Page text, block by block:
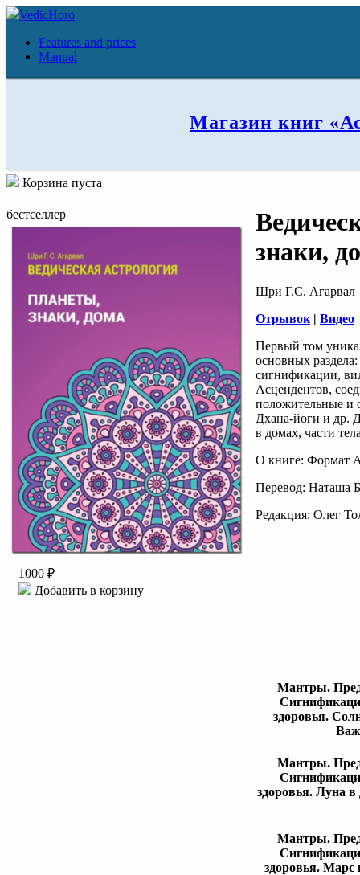
VedicHoro
Features and prices
Manual
Магазин книг
Корзина пуста
бестселлер
1000 ₽
Добавить в корзину
знаки,
Шри Г.С. Агарвал
Отрывок | Видео
Первый том
основных
сигнификации,
Асцендентов,
положительные и
Дхана-йоги и др.
в домах, части
О книге: Формат
Перевод: Наташа
Редакция: Олег
Мантры.
здоровья.
Мантры.
здоровья. Луна
Мантры.
здоровья. Марс